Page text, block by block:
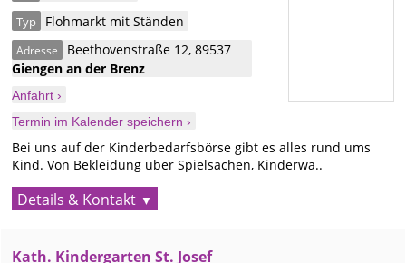
Typ Flohmarkt mit Ständen
Adresse Beethovenstraße 12,89537
Giengen an der Brenz
Anfahrt ›
Termin im Kalender speichern ›
Bei uns auf der Kinderbedarfsbörse gibt es alles rund ums
Kind. Von Bekleidung über Spielsachen, Kinderwä..
Details & Kontakt
Kath. Kindergarten St. Josef